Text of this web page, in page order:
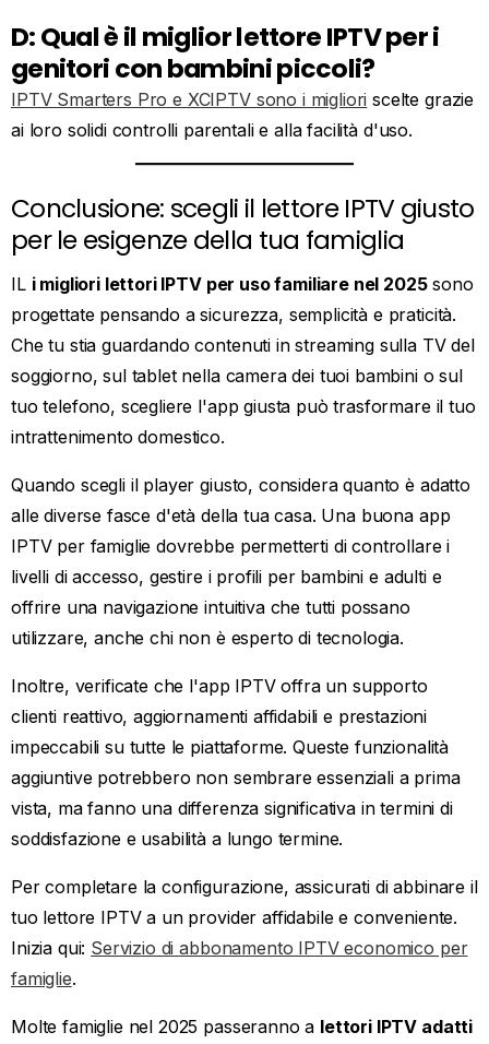
D: Qual è il miglior lettore IPTV per i
genitori con bambini piccoli?
IPTV Smarters Pro e XCIPTV sono i migliori scelte grazie
ai loro solidi controlli parentali e alla facilità d'uso.
Conclusione: scegli il lettore IPTV giusto
per le esigenze della tua famiglia
IL i migliori lettori IPTV per uso familiare nel 2025sono
progettate pensando a sicurezza, semplicità e praticità.
Che tu stia guardando contenuti in streaming sulla TV del
soggiorno, sul tablet nella camera dei tuoi bambini o sul
tuo telefono, scegliere l'app giusta può trasformare il tuo
intrattenimento domestico.
Quando scegli il player giusto, considera quanto è adatto
alle diverse fasce d'età della tua casa. Una buona app
IPTV per famiglie dovrebbe permetterti di controllare i
livelli di accesso, gestire i profili per bambini e adulti e
offrire una navigazione intuitiva che tutti possano
utilizzare, anche chi non è esperto di tecnologia.
Inoltre, verificate che l'app IPTV offra un supporto
clienti reattivo, aggiornamenti affidabili e prestazioni
impeccabili su tutte le piattaforme. Queste funzionalità
aggiuntive potrebbero non sembrare essenziali a prima
vista, ma fanno una differenza significativa in termini di
soddisfazione e usabilità a lungo termine.
Per completare la configurazione, assicurati di abbinare il
tuo lettore IPTV a un provider affidabile e conveniente.
Inizia qui: Servizio di abbonamento IPTV economico per
famiglie.
Molte famiglie nel 2025 passeranno a lettori IPTV adatti